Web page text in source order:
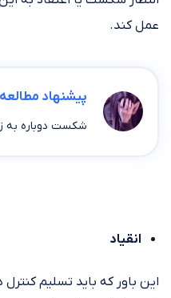
عمل کند.
پیشنهاد
شکست دوباره به
انقیاد
این باور که باید تسلیم